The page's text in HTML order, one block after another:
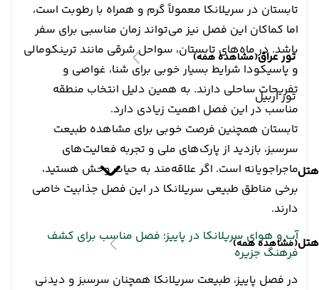
تور عراق(مشاهده همه)
تور اربیل
هتل
هتل(مشاهده همه)
تابستان در سریلانکا معمولاً گرم و همراه با رطوبت است،
اما کماکان این فصل نیز می‌تواند زمان مناسبی برای سفر
باشد. در ماه‌های تابستان، سواحل شرقی مانند ترینکومالی
و پاسیکودا شرایط بسیار خوبی برای شنا، غواصی و
تفریحات ساحلی دارند. به همین دلیل انتخاب منطقه
مناسب در این فصل اهمیت زیادی دارد.
تابستان همچنین فرصت خوبی برای مشاهده طبیعت
سرسبز، بازدید از پارک‌های ملی و تجربه فعالیت‌های
ماجراجویانه است. اگر علاقه‌مند به حیات وحش هستید،
برخی مناطق طبیعی سریلانکا در این فصل جذابیت خاصی
دارند.
آب و هوای سریلانکا در پاییز؛ فصل مناسب برای کشف
فرهنگ جزیره
در فصل پاییز، طبیعت سریلانکا همچنان سرسبز و دیدنی